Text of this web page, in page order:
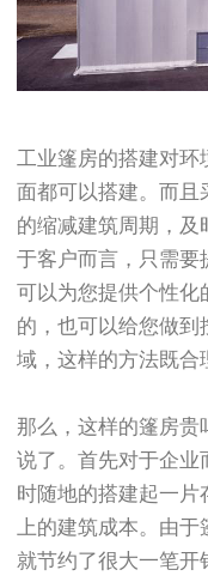
工业篷房的搭建对环
面都可以搭建。而且
的缩减建筑周期，
于客户而言，只需要
可以为您提供个性化
的，也可以给您做到
域，这样的方法既合
那么，这样的篷房贵
说了。首先对于企业
时随地的搭建起一片
上的建筑成本。由于
就节约了很大一笔开